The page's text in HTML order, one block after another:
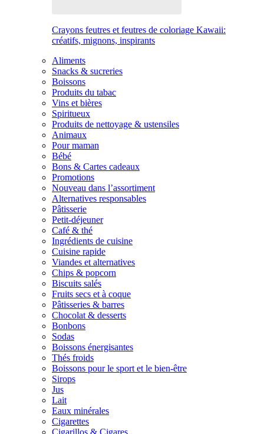
Crayons feutres et feutres de coloriage Kawaii:
créatifs, mignons, inspirants
Aliments
Snacks & sucreries
Boissons
Produits du tabac
Vins et bières
Spiritueux
Produits de nettoyage & ustensiles
Animaux
Pour maman
Bébé
Bons & Cartes cadeaux
Promotions
Nouveau dans l’assortiment
Alternatives responsables
Pâtisserie
Petit-déjeuner
Café & thé
Ingrédients de cuisine
Cuisine rapide
Viandes et alternatives
Chips & popcorn
Biscuits salés
Fruits secs et à coque
Pâtisseries & barres
Chocolat & desserts
Bonbons
Sodas
Boissons énergisantes
Thés froids
Boissons pour le sport et le bien-être
Sirops
Jus
Lait
Eaux minérales
Cigarettes
Cigarillos & Cigares